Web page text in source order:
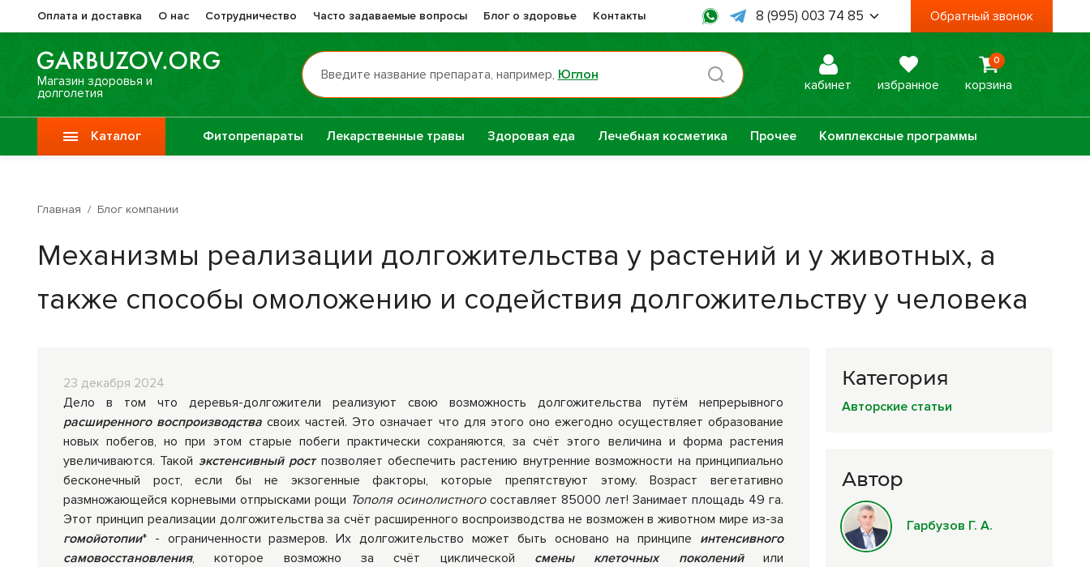
Оплата и доставка О нас Сотрудничество Часто задаваемые вопросы Блог о здоровье Контакты
8 (995) 003 74 85
Пн - Пт, с 09:00 до 18:00
Обратный звонок
Магазин здоровья и
долголетия
Введите название препарата, например, Юглон
кабинет избранное
0
корзина
Каталог
онкологии
фитопрепараты
Сборы трав Урбеч Травяной чай
Натуральные
Натуральное
Средства личной
гигиены
лечебные
Г.А.
программы
лечения
Фитопрепараты Лекарственные травы Здоровая еда Лечебная косметика Прочее Комплексные программы
Главная / Блог компании
Механизмы реализации долгожительства у растений и у животных, а
также способы омоложению и содействия долгожительству у человека
23 декабря 2024
Дело в том что деревья-долгожители реализуют свою возможность долгожительства путём непрерывного
расширенного воспроизводства своих частей. Это означает что для этого оно ежегодно осуществляет образование
новых побегов, но при этом старые побеги практически сохраняются, за счёт этого величина и форма растения
увеличиваются. Такой экстенсивный ростпозволяет обеспечить растению внутренние возможности на принципиально
бесконечный рост, если бы не экзогенные факторы, которые препятствуют этому. Возраст вегетативно
размножающейся корневыми отпрысками рощи Тополя осинолистногосоставляет 85000 лет! Занимает площадь 49 га.
Этот принцип реализации долгожительства за счёт расширенного воспроизводства не возможен в животном мире из-за
гомойотопии* - ограниченности размеров. Их долгожительство может быть основано на принципе интенсивного
самовосстановления, которое возможно за счёт циклической смены клеточных поколений или
Категория
Авторские статьи
Автор
Гарбузов Г. А.